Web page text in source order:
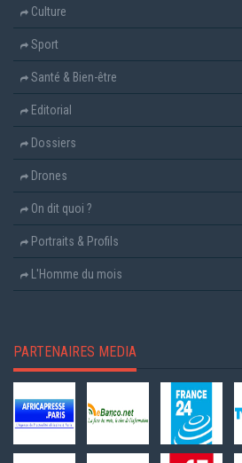
Culture
Sport
Santé & Bien-être
Editorial
Dossiers
Drones
On dit quoi ?
Portraits & Profils
L'Homme du mois
PARTENAIRES MEDIA